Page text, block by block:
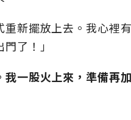
新擺放上去。我心裡
了！」
一股火上來，準備再